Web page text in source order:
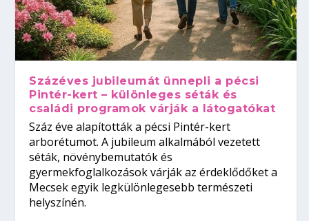
Százéves jubileumát ünnepli a pécsi
Pintér-kert – különleges séták és
családi programok várják a látogatókat
Száz éve alapították a pécsi Pintér-kert
arborétumot. A jubileum alkalmából vezetett
séták, növénybemutatók és
gyermekfoglalkozások várják az érdeklődőket a
Mecsek egyik legkülönlegesebb természeti
helyszínén.